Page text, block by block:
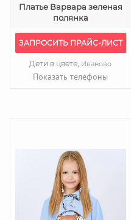
Платье Варвара зеленая
полянка
ЗАПРОСИТЬ ПРАЙС-ЛИСТ
Дети в цвете, Иваново
Показать телефоны